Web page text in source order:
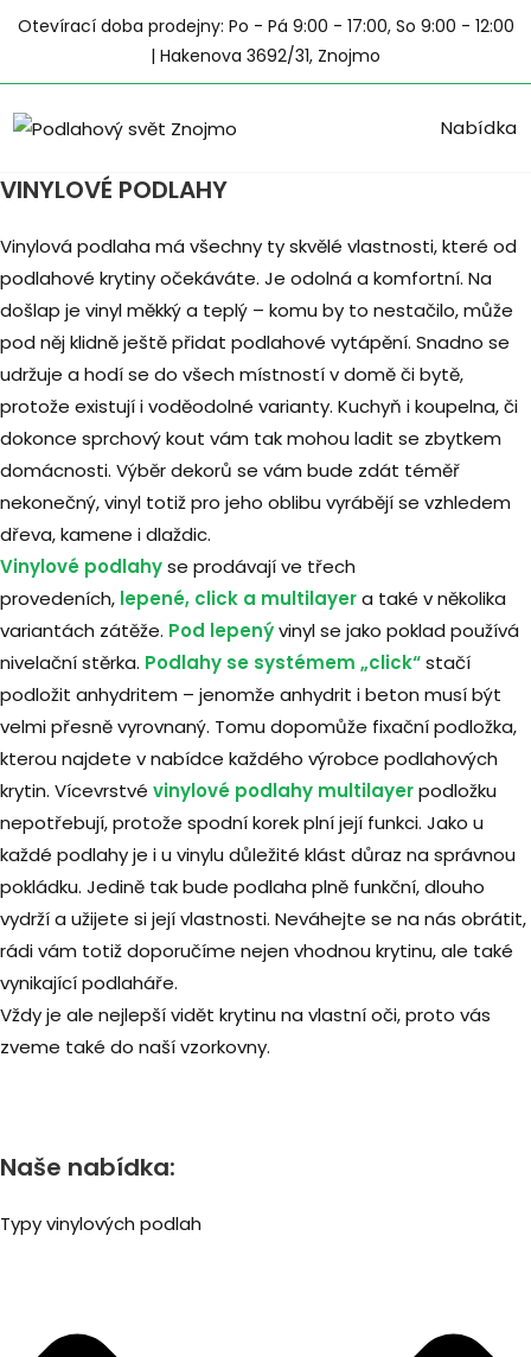
Otevírací doba prodejny: Po - Pá 9:00 - 17:00, So 9:00 - 12:00
| Hakenova 3692/31, Znojmo
Nabídka
VINYLOVÉ PODLAHY
Vinylová podlaha má všechny ty skvělé vlastnosti, které od
podlahové krytiny očekáváte. Je odolná a komfortní. Na
došlap je vinyl měkký a teplý – komu by to nestačilo, může
pod něj klidně ještě přidat podlahové vytápění. Snadno se
udržuje a hodí se do všech místností v domě či bytě,
protože existují i voděodolné varianty. Kuchyň i koupelna, či
dokonce sprchový kout vám tak mohou ladit se zbytkem
domácnosti. Výběr dekorů se vám bude zdát téměř
nekonečný, vinyl totiž pro jeho oblibu vyrábějí se vzhledem
dřeva, kamene i dlaždic.
Vinylové podlahyse prodávají ve třech
provedeních, lepené, click a multilayera také v několika
variantách zátěže. Pod lepenývinyl se jako poklad používá
nivelační stěrka. Podlahy se systémem „click“stačí
podložit anhydritem – jenomže anhydrit i beton musí být
velmi přesně vyrovnaný. Tomu dopomůže fixační podložka,
kterou najdete v nabídce každého výrobce podlahových
krytin. Vícevrstvé vinylové podlahy multilayerpodložku
nepotřebují, protože spodní korek plní její funkci. Jako u
každé podlahy je i u vinylu důležité klást důraz na správnou
pokládku. Jedině tak bude podlaha plně funkční, dlouho
vydrží a užijete si její vlastnosti. Neváhejte se na nás obrátit,
rádi vám totiž doporučíme nejen vhodnou krytinu, ale také
vynikající podlaháře.
Vždy je ale nejlepší vidět krytinu na vlastní oči, proto vás
zveme také do naší vzorkovny.
Naše nabídka:
Typy vinylových podlah